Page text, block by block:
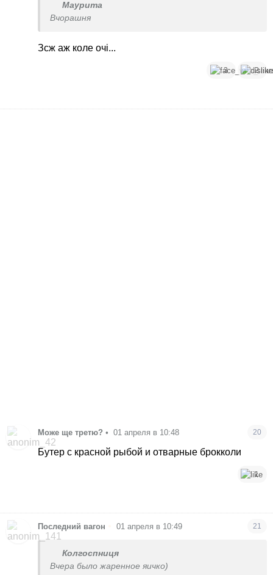
Маурита
Вчорашня
Зсж аж коле очі...
3 2
Може ще третю? • 01 апреля в 10:48 20
Бутер с красной рыбой и отварные брокколи
1
Последний вагон 01 апреля в 10:49 21
Колгоспниця
Вчера было жаренное яичко)